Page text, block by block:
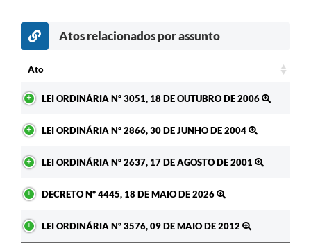
Atos relacionados por assunto
Ato
LEI ORDINÁRIA Nº 3051, 18 DE OUTUBRO DE 2006
LEI ORDINÁRIA Nº 2866, 30 DE JUNHO DE 2004
LEI ORDINÁRIA Nº 2637, 17 DE AGOSTO DE 2001
DECRETO Nº 4445, 18 DE MAIO DE 2026
LEI ORDINÁRIA Nº 3576, 09 DE MAIO DE 2012